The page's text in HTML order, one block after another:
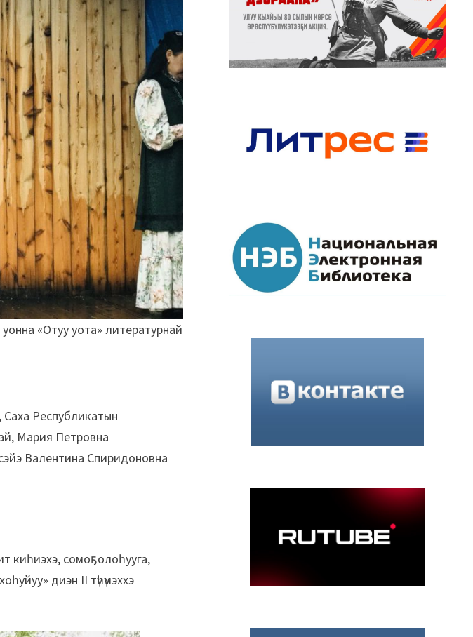
«Отуу уота» литературнай
Саха Республикатын
Мария Петровна
Валентина Спиридоновна
киһиэхэ, сомоҕолоһууга,
диэн II түһүмэххэ